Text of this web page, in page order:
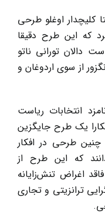
کلیچدار اوغلو طرحی
که این طرح دقیقا
دالان تورانی ناتو
از سوی اردوغان و
انتخابات ریاست
یک طرح جایگزین
طرحی در افکار
که این طرح از
اغراض تنش‌زایانه
ترانزیتی و تجاری